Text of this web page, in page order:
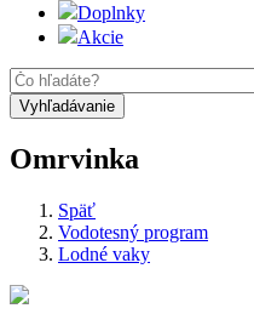
Doplnky
Akcie
Omrvinka
Späť
Vodotesný program
Lodné vaky